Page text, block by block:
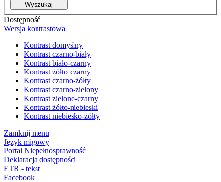
Wyszukaj
Dostępność
Wersja kontrastowa
Kontrast domyślny
Kontrast czarno-biały
Kontrast biało-czarny
Kontrast żółto-czarny
Kontrast czarno-żółty
Kontrast czarno-zielony
Kontrast zielono-czarny
Kontrast żółto-niebieski
Kontrast niebiesko-żółty
Zamknij menu
Język migowy
Portal Niepełnosprawność
Deklaracja dostępności
ETR - tekst
Facebook